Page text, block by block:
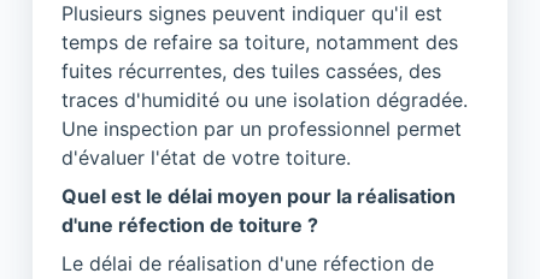
Plusieurs signes peuvent indiquer qu'il est
temps de refaire sa toiture, notamment des
fuites récurrentes, des tuiles cassées, des
traces d'humidité ou une isolation dégradée.
Une inspection par un professionnel permet
d'évaluer l'état de votre toiture.
Quel est le délai moyen pour la réalisation
d'une réfection de toiture ?
Le délai de réalisation d'une réfection de